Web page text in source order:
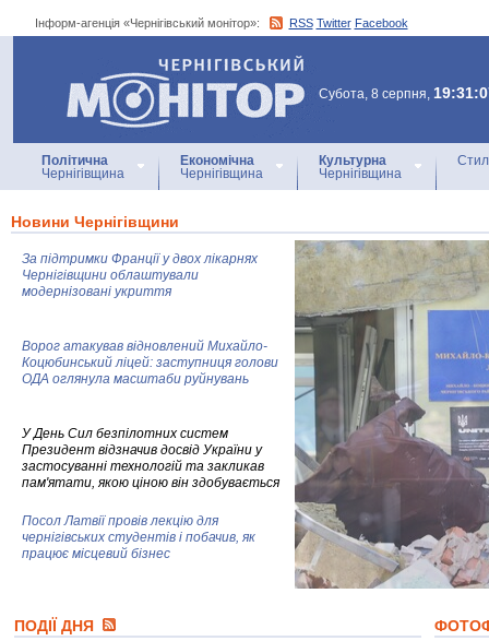
Інформ-агенція «Чернігівський монітор»: RSS Twitter Facebook
Інформ-агенція
«Чернігівський монітор»
Субота, 8 серпня,
Політична
Чернігівщина
Економічна
Чернігівщина
Культурна
Чернігівщина
Новини Чернігівщини
За підтримки Франції у двох лікарнях
Чернігівщини облаштували
модернізовані укриття
Ворог атакував відновлений Михайло-
Коцюбинський ліцей: заступниця голови
ОДА оглянула масштаби руйнувань
У День Сил безпілотних систем
Президент відзначив досвід України у
застосуванні технологій та закликав
пам'ятати, якою ціною він здобувається
Посол Латвії провів лекцію для
чернігівських студентів і побачив, як
працює місцевий бізнес
колекцію про війну, емоції та тварин
ПОДІЇ ДНЯ